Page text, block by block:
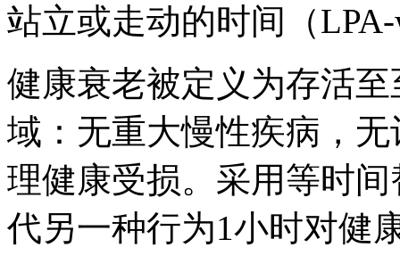
站立或走动的时间（
健康衰老被定义为存活
域：无重大慢性疾病，
理健康受损。采用等时
代另一种行为1小时对健